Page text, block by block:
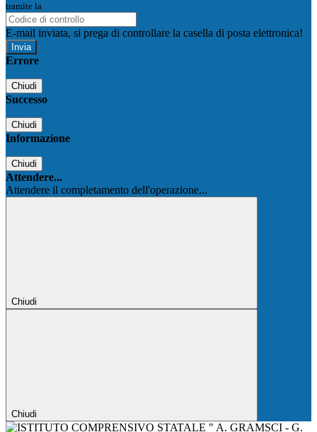
tramite la
E-mail inviata, si prega di controllare la casella di posta elettronica!
Errore
Chiudi
Successo
Chiudi
Informazione
Chiudi
Attendere...
Attendere il completamento dell'operazione...
Chiudi
Chiudi